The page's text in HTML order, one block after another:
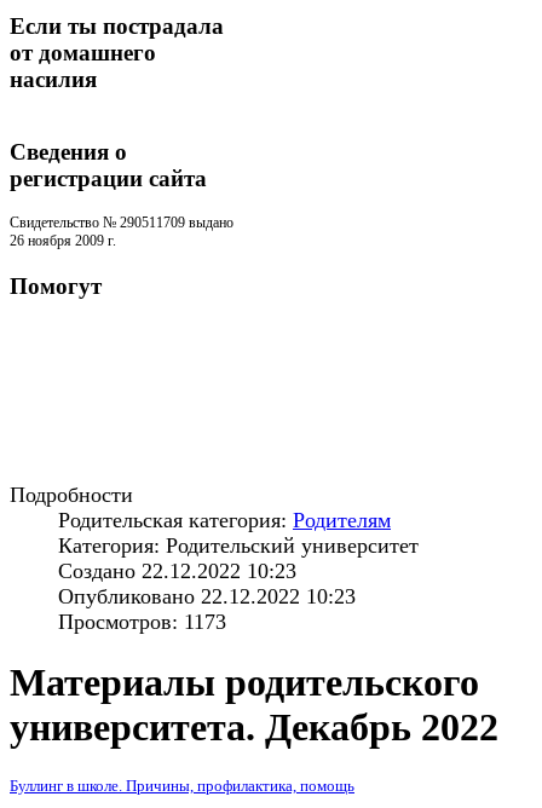
Если ты пострадала
от домашнего
насилия
Сведения о
регистрации cайта
Свидетельство № 290511709 выдано
26 ноября 2009 г.
Помогут
Подробности
Родительская категория: Родителям
Категория: Родительский университет
Создано 22.12.2022 10:23
Опубликовано 22.12.2022 10:23
Просмотров: 1173
Материалы родительского
университета. Декабрь 2022
Буллинг в школе. Причины, профилактика, помощь